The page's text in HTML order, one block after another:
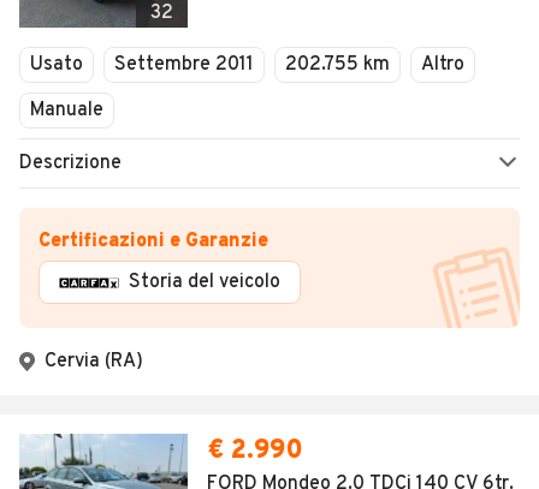
32
Usato Settembre 2011 202.755 km
Altro
Manuale
Descrizione
Certificazioni e Garanzie
Storia del veicolo
Cervia (RA)
€ 2.990